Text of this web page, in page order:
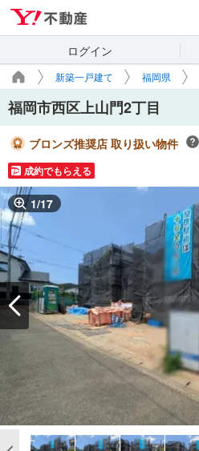
ログイン
新築一戸建て 福岡県
福岡市西区上山門2丁目
ブロンズ推奨店 取り扱い物件
成約でもらえる
1/17